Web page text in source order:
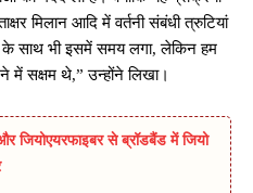
मिलान आदि में वर्तनी संबंधी त्रुटियां
के साथ भी इसमें समय लगा, लेकिन हम
में सक्षम थे,” उन्होंने लिखा।
जियोएयरफाइबर से ब्रॉडबैंड में जियो